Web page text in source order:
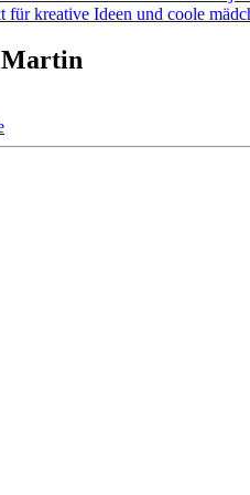
kreative Ideen und coole
Martin